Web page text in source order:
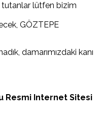
tutanlar lütfen bizim
GÖZTEPE
damarımızdaki kanı
Resmi Internet Sitesi